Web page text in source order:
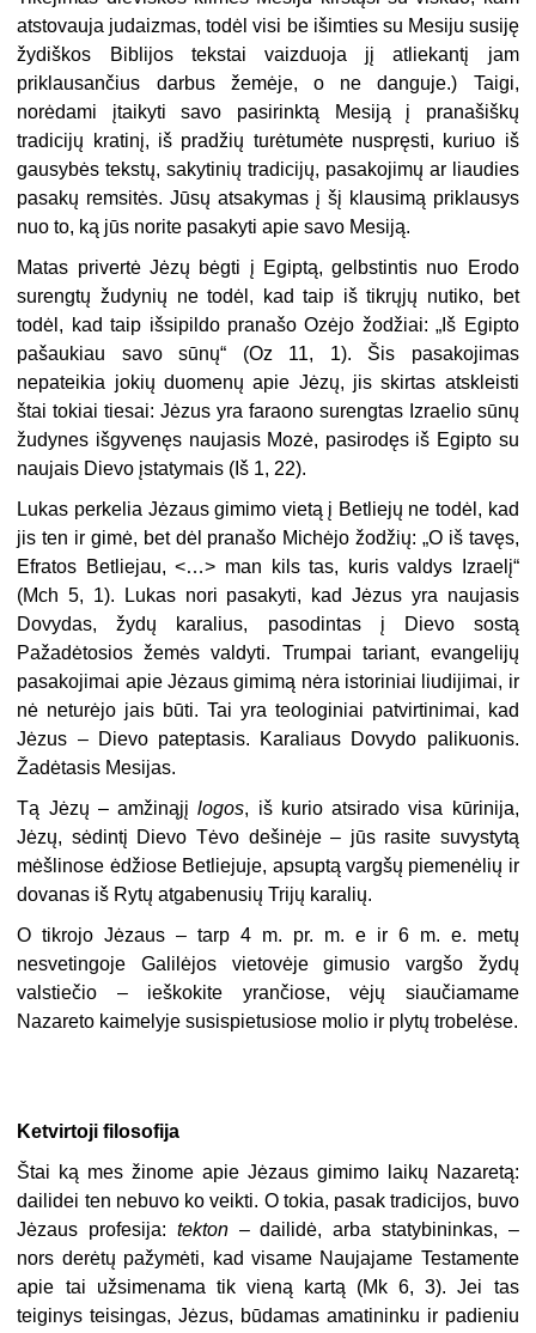
atstovauja judaizmas, todėl visi be išimties su Mesiju susiję
žydiškos Biblijos tekstai vaizduoja jį atliekantį jam
priklausančius darbus žemėje, o ne danguje.) Taigi,
norėdami įtaikyti savo pasirinktą Mesiją į pranašiškų
tradicijų kratinį, iš pradžių turėtumėte nuspręsti, kuriuo iš
gausybės tekstų, sakytinių tradicijų, pasakojimų ar liaudies
pasakų remsitės. Jūsų atsakymas į šį klausimą priklausys
nuo to, ką jūs norite pasakyti apie savo Mesiją.
Matas privertė Jėzų bėgti į Egiptą, gelbstintis nuo Erodo
surengtų žudynių ne todėl, kad taip iš tikrųjų nutiko, bet
todėl, kad taip išsipildo pranašo Ozėjo žodžiai: „Iš Egipto
pašaukiau savo sūnų“ (Oz 11, 1). Šis pasakojimas
nepateikia jokių duomenų apie Jėzų, jis skirtas atskleisti
štai tokiai tiesai: Jėzus yra faraono surengtas Izraelio sūnų
žudynes išgyvenęs naujasis Mozė, pasirodęs iš Egipto su
naujais Dievo įstatymais (Iš 1, 22).
Lukas perkelia Jėzaus gimimo vietą į Betliejų ne todėl, kad
jis ten ir gimė, bet dėl pranašo Michėjo žodžių: „O iš tavęs,
Efratos Betliejau, <…> man kils tas, kuris valdys Izraelį“
(Mch 5, 1). Lukas nori pasakyti, kad Jėzus yra naujasis
Dovydas, žydų karalius, pasodintas į Dievo sostą
Pažadėtosios žemės valdyti. Trumpai tariant, evangelijų
pasakojimai apie Jėzaus gimimą nėra istoriniai liudijimai, ir
nė neturėjo jais būti. Tai yra teologiniai patvirtinimai, kad
Jėzus – Dievo pateptasis. Karaliaus Dovydo palikuonis.
Žadėtasis Mesijas.
Tą Jėzų – amžinąjįlogos, iš kurio atsirado visa kūrinija,
Jėzų, sėdintį Dievo Tėvo dešinėje – jūs rasite suvystytą
mėšlinose ėdžiose Betliejuje, apsuptą vargšų piemenėlių ir
dovanas iš Rytų atgabenusių Trijų karalių.
O tikrojo Jėzaus – tarp 4 m. pr. m. e ir 6 m. e. metų
nesvetingoje Galilėjos vietovėje gimusio vargšo žydų
valstiečio – ieškokite yrančiose, vėjų siaučiamame
Nazareto kaimelyje susispietusiose molio ir plytų trobelėse.
Ketvirtoji filosofija
Štai ką mes žinome apie Jėzaus gimimo laikų Nazaretą:
dailidei ten nebuvo ko veikti. O tokia, pasak tradicijos, buvo
Jėzaus profesija: tekton– dailidė, arba statybininkas, –
nors derėtų pažymėti, kad visame Naujajame Testamente
apie tai užsimenama tik vieną kartą (Mk 6, 3). Jei tas
teiginys teisingas, Jėzus, būdamas amatininku ir padieniu